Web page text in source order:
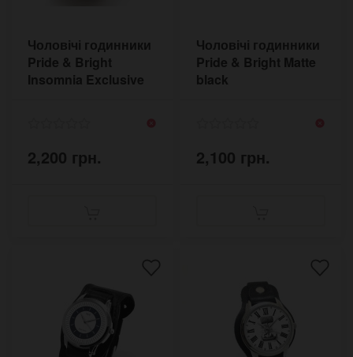
Чоловічі годинники
Pride & Bright
Insomnia Exclusive
2,200 грн.
Чоловічі годинники
Pride & Bright Matte
black
2,100 грн.